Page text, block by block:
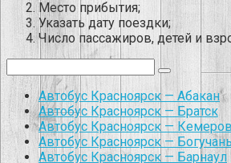
Место прибытия;
Указать дату поездки;
Число пассажиров, детей и
Автобус Красноярск — Абакан
Автобус Красноярск — Братск
Автобус Красноярск —
Автобус Красноярск —
Автобус Красноярск — Барнаул